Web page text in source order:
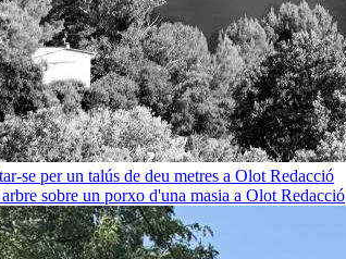
se per un talús de deu metres a Olot Redacció
sobre un porxo d'una masia a Olot Redacció